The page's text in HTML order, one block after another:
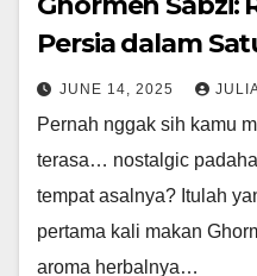
Persia dalam
JUNE 14, 2025
Pernah nggak sih kamu
terasa… nostalgic
tempat asalnya? Itulah
pertama kali makan
aroma herbalnya…